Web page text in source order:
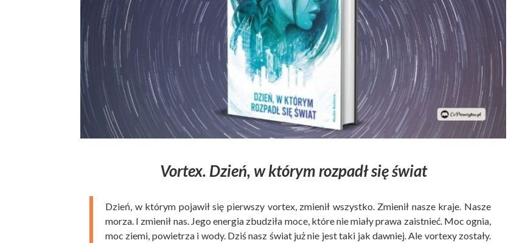
Vortex. Dzień, w którym rozpadł się świat
Dzień, w którym pojawił się pierwszy vortex, zmienił wszystko. Zmienił nasze kraje. Nasze
morza. I zmienił nas. Jego energia zbudziła moce, które nie miały prawa zaistnieć. Moc ognia,
moc ziemi, powietrza i wody. Dziś nasz świat już nie jest taki jak dawniej. Ale vortexy zostały.